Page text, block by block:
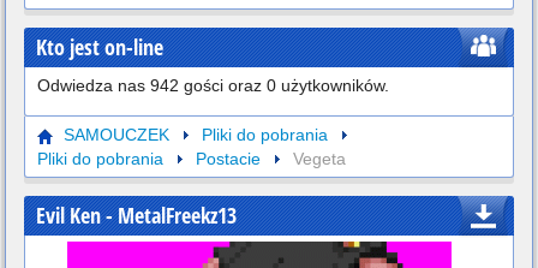
Kto jest on-line
Odwiedza nas 942 gości oraz 0 użytkowników.
SAMOUCZEK
Pliki do pobrania
Pliki do pobrania
Postacie Vegeta
Evil Ken- MetalFreekz13